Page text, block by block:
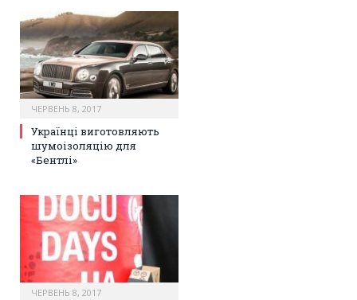
ЧЕРВЕНЬ 8, 2017
Українці виготовляють
шумоізоляцію для
«Бентлі»
ЧЕРВЕНЬ 8, 2017